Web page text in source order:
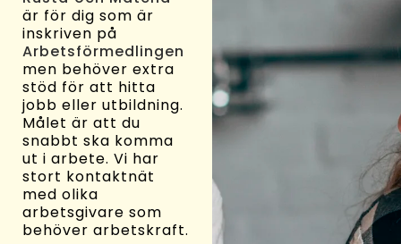
är för dig som är
inskriven på
Arbetsförmedlingen
men behöver extra
stöd för att hitta
jobb eller utbildning.
Målet är att du
snabbt ska komma
ut i arbete. Vi har
stort kontaktnät
med olika
arbetsgivare som
behöver arbetskraft.